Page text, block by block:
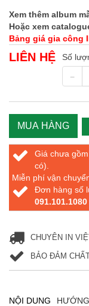
Xem thêm album
Hoặc xem
Bảng giá gia công
LIÊN HỆ Số
MUA HÀNG
Giá chưa
có).
Miễn phí vận
Đơn hàng số
091.101.1080
CHUYÊN IN
BẢO ĐẢM
NỘI DUNG